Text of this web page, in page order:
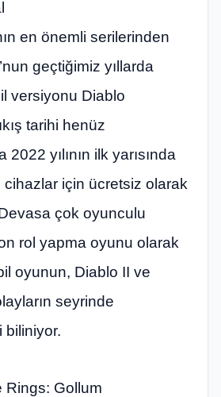
en önemli serilerinden
geçtiğimiz yıllarda
versiyonu Diablo
tarihi henüz
yılının ilk yarısında
cihazlar için ücretsiz olarak
çok oyunculu
rol yapma oyunu olarak
oyunun, Diablo II ve
seyrinde
biliniyor.
Rings: Gollum